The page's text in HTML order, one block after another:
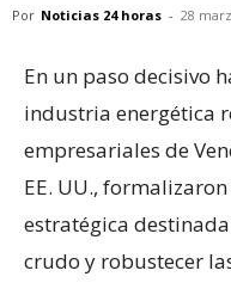
Por Noticias 24 horas - 28
En un paso decisivo
industria energética
empresariales de
EE. UU.,
estratégica
crudo y robustecer